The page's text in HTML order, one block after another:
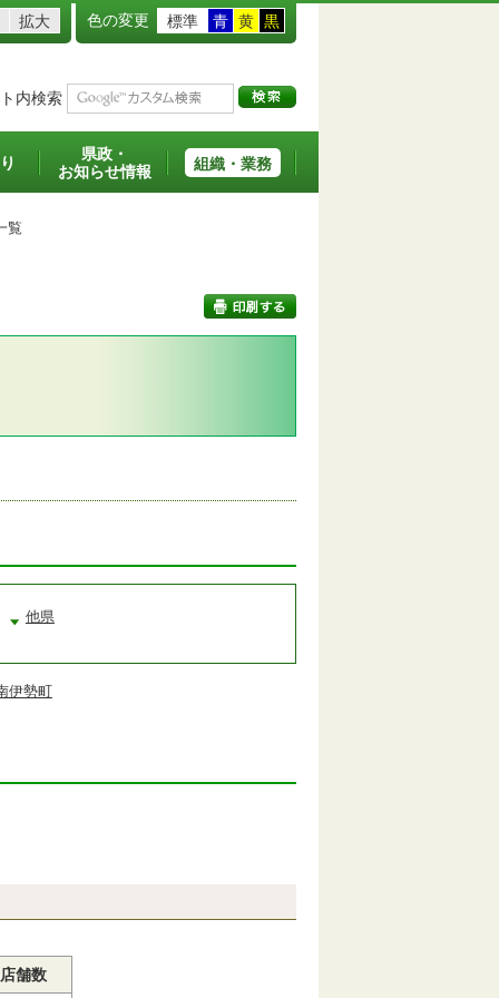
拡大 色の変更 標準 青 黄 黒
内検索
県政・
お知らせ情報
組織・業務
覧
他県
伊勢町
店舗数